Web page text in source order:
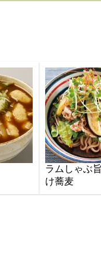
ラムしゃぶ
け蕎麦